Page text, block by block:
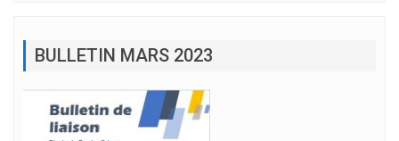
BULLETIN MARS 2023